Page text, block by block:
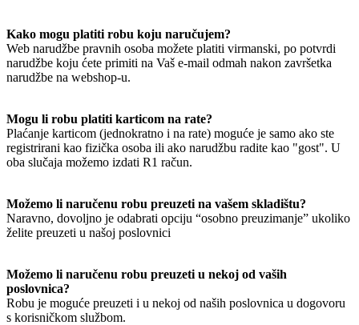
Kako mogu platiti robu koju naručujem?
Web narudžbe pravnih osoba možete platiti virmanski, po potvrdi
narudžbe koju ćete primiti na Vaš e-mail odmah nakon završetka
narudžbe na webshop-u.
Mogu li robu platiti karticom na rate?
Plaćanje karticom (jednokratno i na rate) moguće je samo ako ste
registrirani kao fizička osoba ili ako narudžbu radite kao "gost". U
oba slučaja možemo izdati R1 račun.
Možemo li naručenu robu preuzeti na vašem skladištu?
Naravno, dovoljno je odabrati opciju “osobno preuzimanje” ukoliko
želite preuzeti u našoj poslovnici
Možemo li naručenu robu preuzeti u nekoj od vaših
poslovnica?
Robu je moguće preuzeti i u nekoj od naših poslovnica u dogovoru
s korisničkom službom.